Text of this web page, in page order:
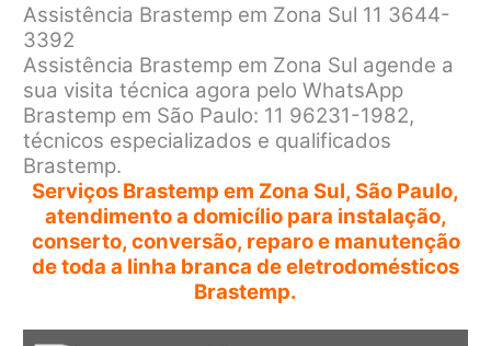
Assistência Brastemp em Zona Sul 11 3644-
3392
Assistência Brastemp em Zona Sul agende a
sua visita técnica agora pelo WhatsApp
Brastemp em São Paulo: 11 96231-1982,
técnicos especializados e qualificados
Brastemp.
Serviços Brastemp em Zona Sul, São Paulo,
atendimento a domicílio para instalação,
conserto, conversão, reparo e manutenção
de toda a linha branca de eletrodomésticos
Brastemp.